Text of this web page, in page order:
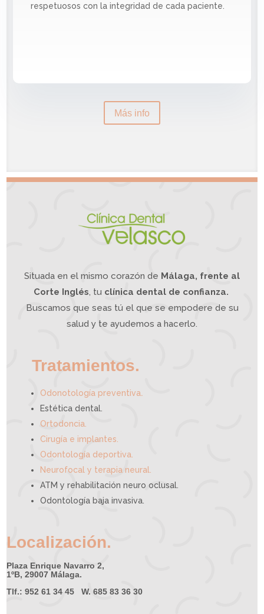
respetuosos con la integridad de cada paciente.
Más info
Situada en el mismo corazón de Málaga, frente al
Corte Inglés, tu clínica dental de confianza.
Buscamos que seas tú el que se empodere de su
salud y te ayudemos a hacerlo.
Tratamientos.
Odonotología preventiva.
Estética dental.
Ortodoncia.
Cirugía e implantes.
Odontología deportiva.
Neurofocal y terapia neural.
ATM y rehabilitación neuro oclusal.
Odontología baja invasiva.
Localización.
Plaza Enrique Navarro 2,
1ºB, 29007 Málaga.
Tlf.: 952 61 34 45 W. 685 83 36 30